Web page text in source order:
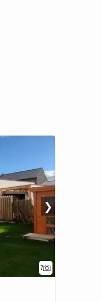
7
❯